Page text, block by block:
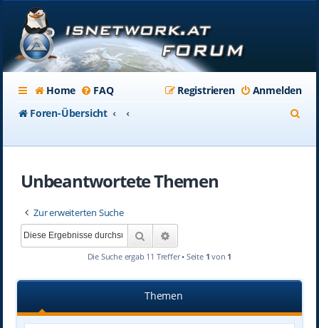
Home FAQ Anmelden
Registrieren
Foren-Übersicht
Unbeantwortete Themen
Zur erweiterten Suche
Suche
Die Suche ergab 11 Treffer • Seite 1 von 1
Themen